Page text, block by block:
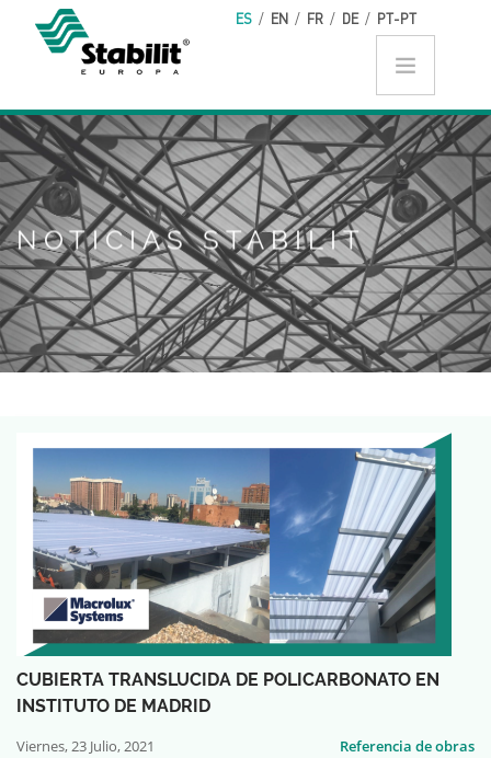
Pasar al contenido principal ES / EN / FR / DE / PT-PT
NOTICIAS STABILIT
CUBIERTA TRANSLUCIDA DE POLICARBONATO EN
INSTITUTO DE MADRID
Viernes, 23 Julio, 2021 Referencia de obras